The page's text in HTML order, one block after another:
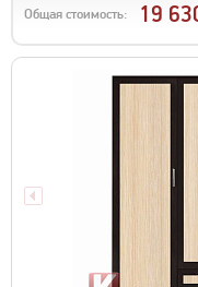
Общая стоимость: 19